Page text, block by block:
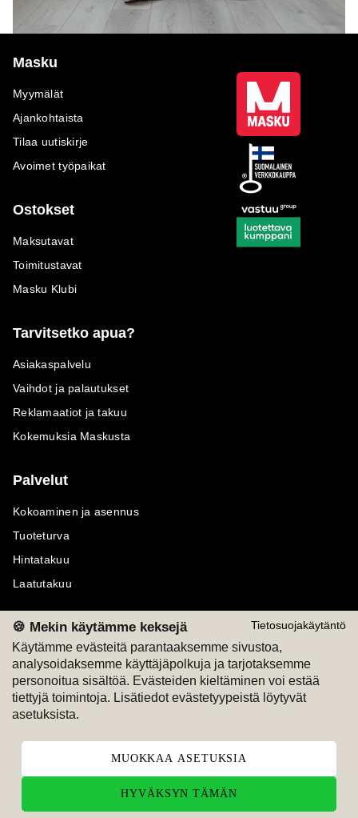
Tietosuojakäytäntö
🍪 Mekin käytämme keksejä
Käytämme evästeitä parantaaksemme sivustoa,
analysoidaksemme käyttäjäpolkuja ja tarjotaksemme
personoitua sisältöä. Evästeiden kieltäminen voi estää
tiettyjä toimintoja. Lisätiedot evästetyypeistä löytyvät
asetuksista.
MUOKKAA ASETUKSIA
HYVÄKSYN TÄMÄN
Masku
Myymälät
Ajankohtaista
Tilaa uutiskirje
Avoimet työpaikat
Ostokset
Maksutavat
Toimitustavat
Masku Klubi
Tarvitsetko apua?
Asiakaspalvelu
Vaihdot ja palautukset
Reklamaatiot ja takuu
Kokemuksia Maskusta
Palvelut
Kokoaminen ja asennus
Tuoteturva
Hintatakuu
Laatutakuu
Maksutavat
M
Seuraa meitä